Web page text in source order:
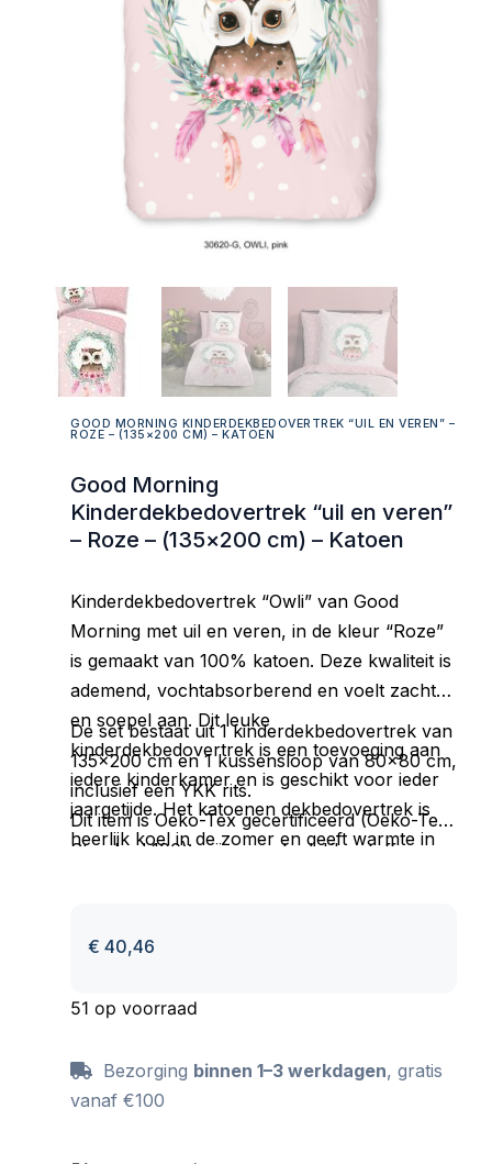
GOOD MORNING KINDERDEKBEDOVERTREK “UIL EN VEREN” –
ROZE – (135×200 CM) – KATOEN
Good Morning
Kinderdekbedovertrek “uil en veren”
– Roze – (135×200 cm) – Katoen
Kinderdekbedovertrek “Owli” van Good
Morning met uil en veren, in de kleur “Roze”
is gemaakt van 100% katoen. Deze kwaliteit is
ademend, vochtabsorberend en voelt zacht
en soepel aan. Dit leuke
kinderdekbedovertrek is een toevoeging aan
iedere kinderkamer en is geschikt voor ieder
jaargetijde. Het katoenen dekbedovertrek is
heerlijk koel in de zomer en geeft warmte in
De set bestaat uit 1 kinderdekbedovertrek van
135×200 cm en 1 kussensloop van 80×80 cm,
inclusief een YKK rits.
Dit item is Oeko-Tex gecertificeerd (Oeko-Tex
Standard 100): vrij van schadelijke stoffen en
€ 40,46
51 op voorraad
Bezorging binnen 1–3 werkdagen, gratis
vanaf €100